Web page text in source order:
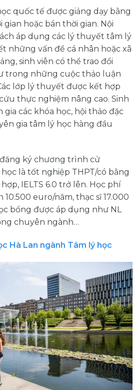
quốc tế được giảng dạy bằng
hoặc bán thời gian. Nội
áp dụng các lý thuyết tâm lý
những vấn đề cá nhân hoặc xã
sinh viên có thể trao đổi
trong những cuộc thảo luận
lớp lý thuyết được kết hợp
thực nghiệm nâng cao. Sinh
các khóa học, hội thảo đặc
gia tâm lý học hàng đầu
ký chương trình cử
là tốt nghiệp THPT/có bằng
IELTS 6.0 trở lên. Học phí
euro/năm, thạc sĩ 17.000
bổng được áp dụng như NL
chuyên ngành…
Hà Lan ngành Tâm lý học